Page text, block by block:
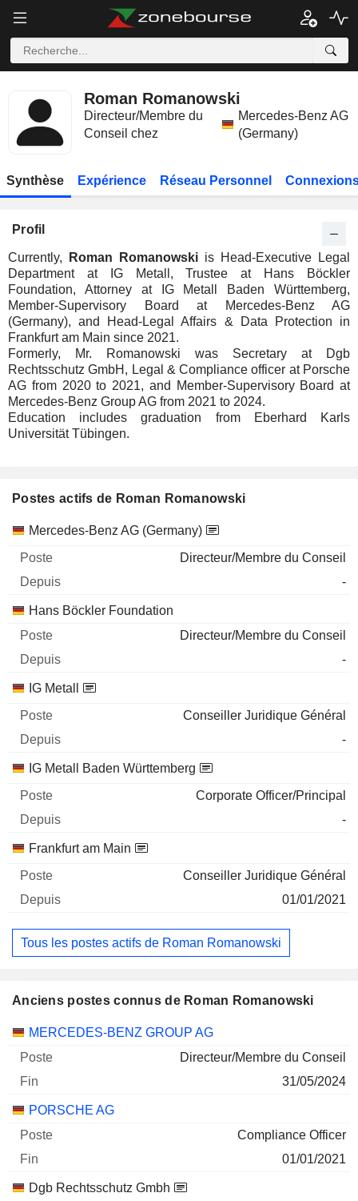
Roman Romanowski
Directeur/Membre du
Conseil chez
Mercedes-Benz AG
(Germany)
Synthèse Expérience Réseau Personnel
Profil
Currently, Roman Romanowski is Head-Executive Legal
Department at IG Metall, Trustee at Hans Böckler
Foundation, Attorney at IG Metall Baden Württemberg,
Member-Supervisory Board at Mercedes-Benz AG
(Germany), and Head-Legal Affairs & Data Protection in
Frankfurt am Main since 2021.
Formerly, Mr. Romanowski was Secretary at Dgb
Rechtsschutz GmbH, Legal & Compliance officer at Porsche
AG from 2020 to 2021, and Member-Supervisory Board at
Mercedes-Benz Group AG from 2021 to 2024.
Education includes graduation from Eberhard Karls
Universität Tübingen.
Postes actifs de Roman Romanowski
Sociétés Poste Début
Mercedes-Benz AG (Germany)
Directeur/Membre du Conseil
-
Hans Böckler Foundation
Directeur/Membre du Conseil
-
IG Metall
Conseiller Juridique Général
-
IG Metall Baden Württemberg
Corporate Officer/Principal
-
Frankfurt am Main
Conseiller Juridique Général
01/01/2021
Tous les postes actifs de Roman Romanowski
Anciens postes connus de Roman Romanowski
Sociétés Poste Fin
MERCEDES-BENZ GROUP AG
Directeur/Membre du Conseil
31/05/2024
PORSCHE AG
Compliance Officer
01/01/2021
Dgb Rechtsschutz Gmbh